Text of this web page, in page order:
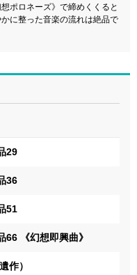
ポロネーズ》で締めくくると
に整った音楽の流れは絶品で
29
36
51
66 《幻想即興曲》
作）